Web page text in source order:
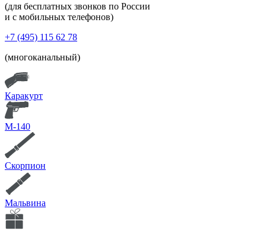
(для бесплатных звонков по России
и с мобильных телефонов)
+7 (495) 115 62 78
(многоканальный)
Каракурт
М-140
Скорпион
Мальвина